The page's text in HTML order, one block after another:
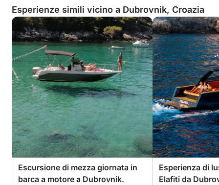
Esperienze simili vicino a Dubrovnik, Croazia
Escursione di mezza giornata in
barca a motore a Dubrovnik.
Esperienza di
Elafiti da